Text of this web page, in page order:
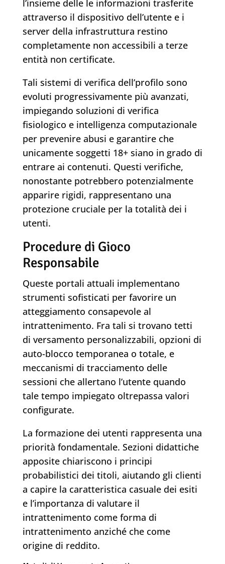
l’insieme delle le informazioni trasferite
attraverso il dispositivo dell’utente e i
server della infrastruttura restino
completamente non accessibili a terze
entità non certificate.
Tali sistemi di verifica dell’profilo sono
evoluti progressivamente più avanzati,
impiegando soluzioni di verifica
fisiologico e intelligenza computazionale
per prevenire abusi e garantire che
unicamente soggetti 18+ siano in grado di
entrare ai contenuti. Questi verifiche,
nonostante potrebbero potenzialmente
apparire rigidi, rappresentano una
protezione cruciale per la totalità dei i
utenti.
Procedure di Gioco
Responsabile
Queste portali attuali implementano
strumenti sofisticati per favorire un
atteggiamento consapevole al
intrattenimento. Fra tali si trovano tetti
di versamento personalizzabili, opzioni di
auto-blocco temporanea o totale, e
meccanismi di tracciamento delle
sessioni che allertano l’utente quando
tale tempo impiegato oltrepassa valori
configurate.
La formazione dei utenti rappresenta una
priorità fondamentale. Sezioni didattiche
apposite chiariscono i principi
probabilistici dei titoli, aiutando gli clienti
a capire la caratteristica casuale dei esiti
e l’importanza di valutare il
intrattenimento come forma di
intrattenimento anziché che come
origine di reddito.